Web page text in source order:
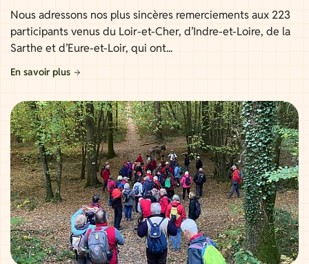
Nous adressons nos plus sincères remerciements aux 223
participants venus du Loir-et-Cher, d’Indre-et-Loire, de la
Sarthe et d’Eure-et-Loir, qui ont...
En savoir plus